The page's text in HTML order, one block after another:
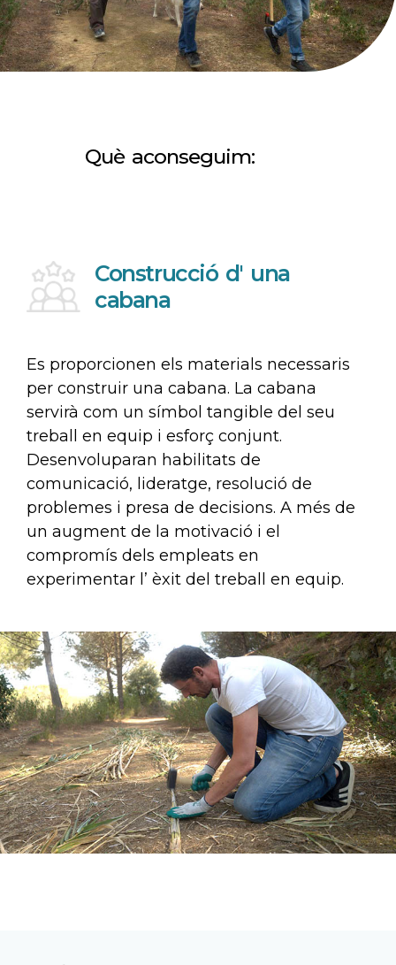
Què aconseguim:
Construcció d' una
cabana
Es proporcionen els materials necessaris
per construir una cabana. La cabana
servirà com un símbol tangible del seu
treball en equip i esforç conjunt.
Desenvoluparan habilitats de
comunicació, lideratge, resolució de
problemes i presa de decisions. A més de
un augment de la motivació i el
compromís dels empleats en
experimentar l’ èxit del treball en equip.